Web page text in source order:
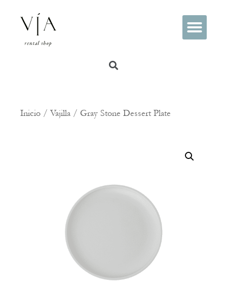
Inicio / Vajilla / Gray Stone Dessert Plate